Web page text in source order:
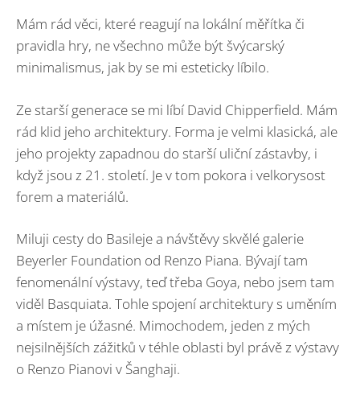
Mám rád věci, které reagují na lokální měřítka či
pravidla hry, ne všechno může být švýcarský
minimalismus, jak by se mi esteticky líbilo.
Ze starší generace se mi líbí David Chipperfield. Mám
rád klid jeho architektury. Forma je velmi klasická, ale
jeho projekty zapadnou do starší uliční zástavby, i
když jsou z 21. století. Je v tom pokora i velkorysost
forem a materiálů.
Miluji cesty do Basileje a návštěvy skvělé galerie
Beyerler Foundation od Renzo Piana. Bývají tam
fenomenální výstavy, teď třeba Goya, nebo jsem tam
viděl Basquiata. Tohle spojení architektury s uměním
a místem je úžasné. Mimochodem, jeden z mých
nejsilnějších zážitků v téhle oblasti byl právě z výstavy
o Renzo Pianovi v Šanghaji.